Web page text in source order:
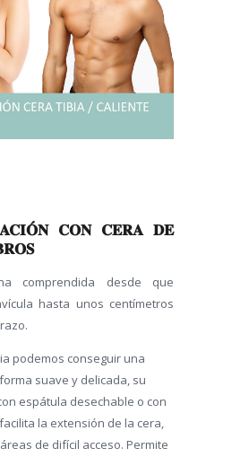
CON CERA DE
comprendida desde que
hasta unos centímetros
podemos conseguir una
suave y delicada, su
espátula desechable o con
la extensión de la cera,
de difícil acceso. Permite